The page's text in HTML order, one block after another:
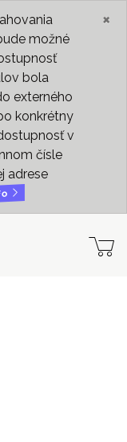
možné
bola
externého
konkrétny
v
čísle
adrese
×